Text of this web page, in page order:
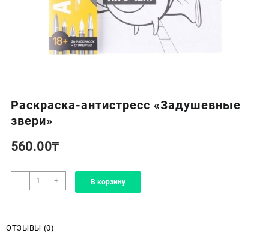
Раскраска-антистресс «Задушевные
звери»
560.00₸
-
Количество
товара
«Задушевные
+ В корзину
ОТЗЫВЫ (0)